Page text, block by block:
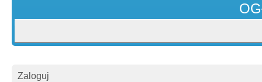
Zaloguj